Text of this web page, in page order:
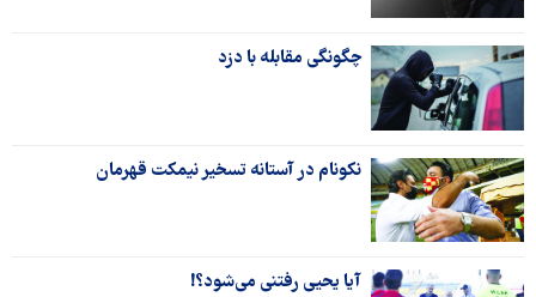
چگونگی مقابله با دزد
نکونام در آستانه تسخیر نیمکت قهرمان
آیا یحیی رفتنی می‌شود؟!